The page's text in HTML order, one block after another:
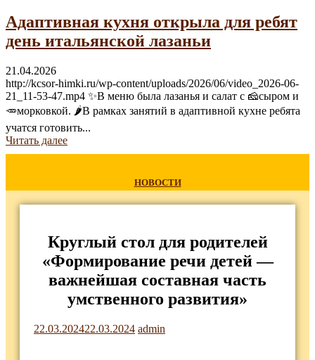
Адаптивная кухня открыла для ребят
день итальянской лазаньи
21.04.2026
http://kcsor-himki.ru/wp-content/uploads/2026/06/video_2026-06-
21_11-53-47.mp4 ✨В меню была лазанья и салат с 🧀сыром и
🥕морковкой. 🌶В рамках занятий в адаптивной кухне ребята
учатся готовить...
Читать далее
НОВОСТИ
Круглый стол для родителей
«Формирование речи детей —
важнейшая составная часть
умственного развития»
22.03.202422.03.2024 admin